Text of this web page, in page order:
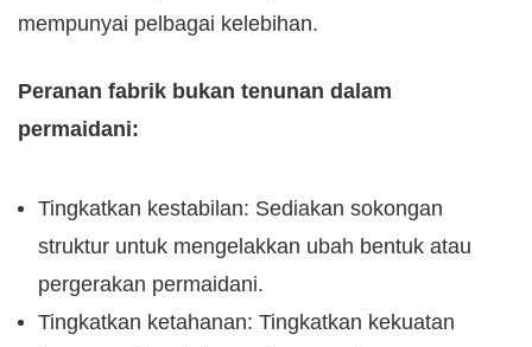
mempunyai pelbagai kelebihan.
Peranan fabrik bukan tenunan dalam
permaidani:
Tingkatkan kestabilan: Sediakan sokongan
struktur untuk mengelakkan ubah bentuk atau
pergerakan permaidani.
Tingkatkan ketahanan: Tingkatkan kekuatan